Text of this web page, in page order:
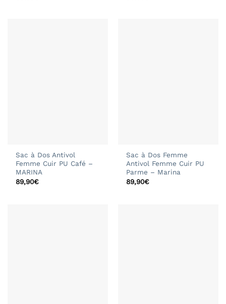
Sac à Dos Antivol
Femme Cuir PU Café –
MARINA
89,90€
Sac à Dos Femme
Antivol Femme Cuir PU
Parme – Marina
89,90€